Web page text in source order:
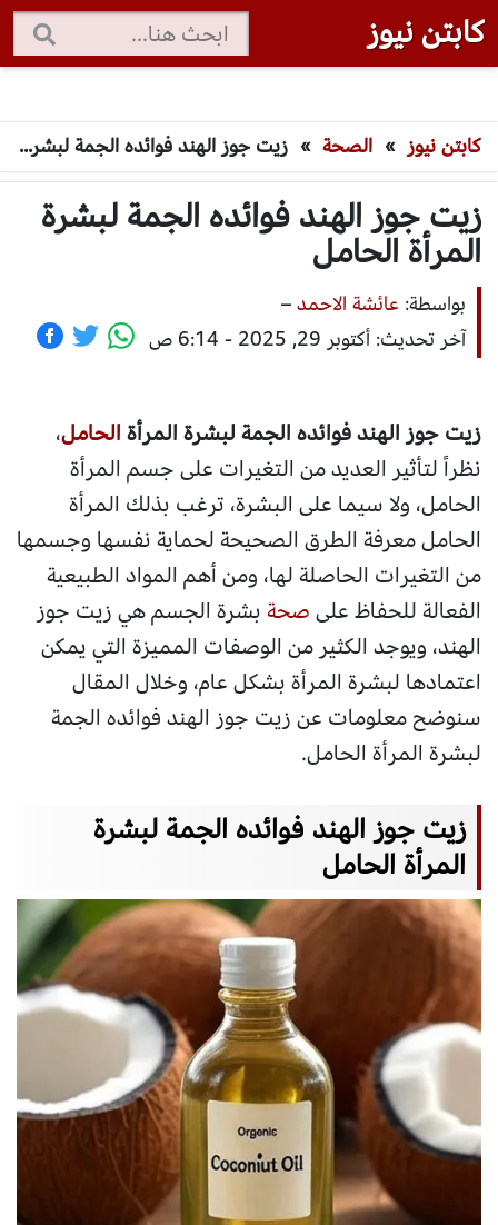
كابتن نيوز
كابتن نيوز » الصحة » زيت جوز الهند فوائده الجمة لبشرة المرأة الحامل
زيت جوز الهند فوائده الجمة لبشرة
المرأة الحامل
بواسطة: عائشة الاحمد–
آخر تحديث: أكتوبر 29, 2025 - 6:14 ص
زيت جوز الهند فوائده الجمة لبشرة المرأةالحامل،
نظراً لتأثير العديد من التغيرات على جسم المرأة
الحامل، ولا سيما على البشرة، ترغب بذلك المرأة
الحامل معرفة الطرق الصحيحة لحماية نفسها وجسمها
من التغيرات الحاصلة لها، ومن أهم المواد الطبيعية
الفعالة للحفاظ علىصحةبشرة الجسم هي زيت جوز
الهند، ويوجد الكثير من الوصفات المميزة التي يمكن
اعتمادها لبشرة المرأة بشكل عام، وخلال المقال
سنوضح معلومات عن زيت جوز الهند فوائده الجمة
لبشرة المرأة الحامل.
زيت جوز الهند فوائده الجمة لبشرة
المرأة الحامل